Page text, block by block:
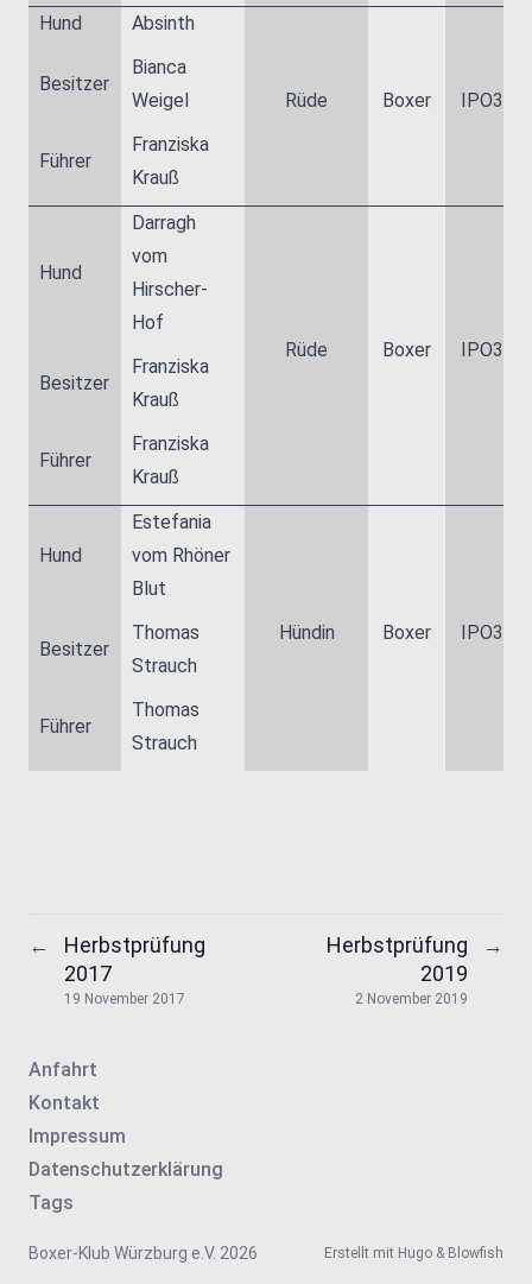
Hund
Absinth
Rüde Boxer IPO3
Besitzer
Bianca
Weigel
Führer
Franziska
Krauß
Hund
Darragh
vom
Hirscher-
Hof
Rüde
Boxer IPO3
Besitzer
Franziska
Krauß
Führer
Franziska
Krauß
Hund
Estefania
vom Rhöner
Blut
Hündin
Boxer IPO3
Besitzer
Thomas
Strauch
Führer
Thomas
Strauch
←
Herbstprüfung
2017
19 November 2017
Herbstprüfung
2019
2 November 2019
→
Anfahrt
Kontakt
Impressum
Datenschutzerklärung
Tags
Boxer-Klub Würzburg e.V. 2026 Erstellt mit Hugo & Blowfish